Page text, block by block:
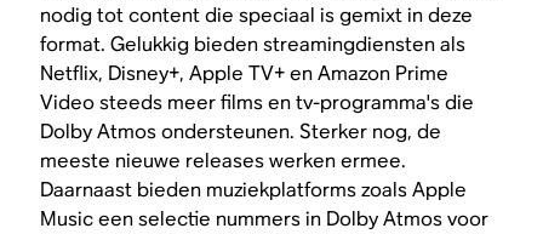
nodig tot content die speciaal is gemixt in deze
format. Gelukkig bieden streamingdiensten als
Netflix, Disney+, Apple TV+ en Amazon Prime
Video steeds meer films en tv-programma's die
Dolby Atmos ondersteunen. Sterker nog, de
meeste nieuwe releases werken ermee.
Daarnaast bieden muziekplatforms zoals Apple
Music een selectie nummers in Dolby Atmos voor